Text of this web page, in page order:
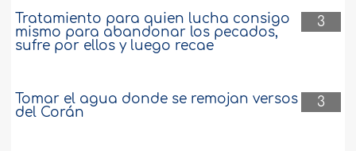
3
Tratamiento para quien lucha consigo
mismo para abandonar los pecados,
sufre por ellos y luego recae
3
Tomar el agua donde se remojan versos
del Corán